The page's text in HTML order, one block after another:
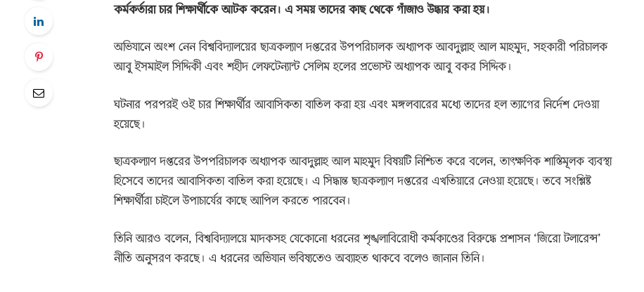
কর্মকর্তারা চার শিক্ষার্থীকে আটক করেন। এ সময় তাদের কাছ থেকে গাঁজাও উদ্ধার করা হয়।
অভিযানে অংশ নেন বিশ্ববিদ্যালয়ের ছাত্রকল্যাণ দপ্তরের উপপরিচালক অধ্যাপক আবদুল্লাহ আল মাহমুদ, সহকারী পরিচালক
আবু ইসমাইল সিদ্দিকী এবং শহীদ লেফটেন্যান্ট সেলিম হলের প্রভোস্ট অধ্যাপক আবু বকর সিদ্দিক।
ঘটনার পরপরই ওই চার শিক্ষার্থীর আবাসিকতা বাতিল করা হয় এবং মঙ্গলবারের মধ্যে তাদের হল ত্যাগের নির্দেশ দেওয়া
হয়েছে।
ছাত্রকল্যাণ দপ্তরের উপপরিচালক অধ্যাপক আবদুল্লাহ আল মাহমুদ বিষয়টি নিশ্চিত করে বলেন, তাৎক্ষণিক শাস্তিমূলক ব্যবস্থা
হিসেবে তাদের আবাসিকতা বাতিল করা হয়েছে। এ সিদ্ধান্ত ছাত্রকল্যাণ দপ্তরের এখতিয়ারে নেওয়া হয়েছে। তবে সংশ্লিষ্ট
শিক্ষার্থীরা চাইলে উপাচার্যের কাছে আপিল করতে পারবেন।
তিনি আরও বলেন, বিশ্ববিদ্যালয়ে মাদকসহ যেকোনো ধরনের শৃঙ্খলাবিরোধী কর্মকাণ্ডের বিরুদ্ধে প্রশাসন ‘জিরো টলারেন্স’
নীতি অনুসরণ করছে। এ ধরনের অভিযান ভবিষ্যতেও অব্যাহত থাকবে বলেও জানান তিনি।